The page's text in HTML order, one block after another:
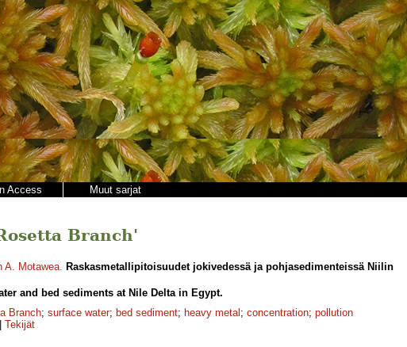
Access Muut sarjat
Branch'
A. Motawea. Raskasmetallipitoisuudet jokivedessä ja pohjasedimenteissä Niilin
and bed sediments at Nile Delta in Egypt.
Branch; surface water; bed sediment; heavy metal ; concentration; pollution
Tekijät